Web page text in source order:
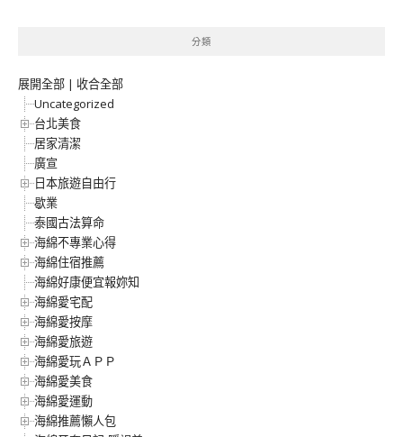
分類
展開全部 | 收合全部
Uncategorized
台北美食
居家清潔
廣宣
日本旅遊自由行
歇業
泰國古法算命
海綿不專業心得
海綿住宿推薦
海綿好康便宜報妳知
海綿愛宅配
海綿愛按摩
海綿愛旅遊
海綿愛玩ＡＰＰ
海綿愛美食
海綿愛運動
海綿推薦懶人包